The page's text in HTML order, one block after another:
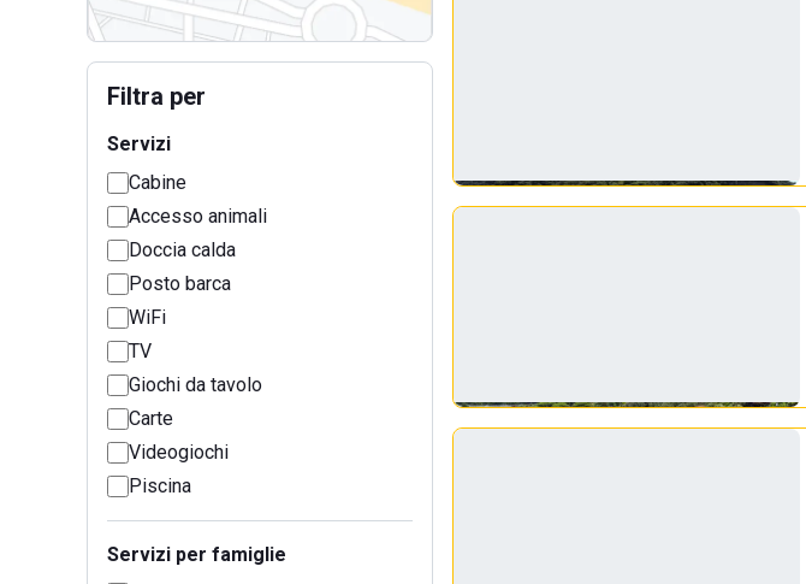
Filtra per
Servizi
Cabine
Accesso animali
Doccia calda
Posto barca
WiFi
TV
Giochi da tavolo
Carte
Videogiochi
Piscina
Servizi per famiglie